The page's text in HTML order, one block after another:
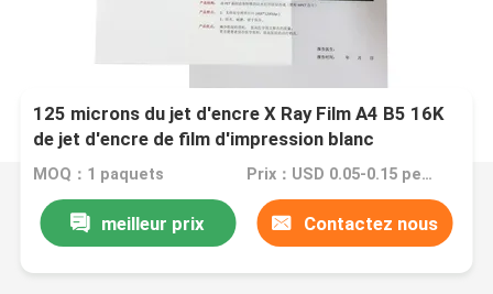
125 microns du jet d'encre X Ray Film A4 B5 16K
de jet d'encre de film d'impression blanc
MOQ：1 paquets Prix：USD 0.05-0.15 per sheet
meilleur prix Contactez nous